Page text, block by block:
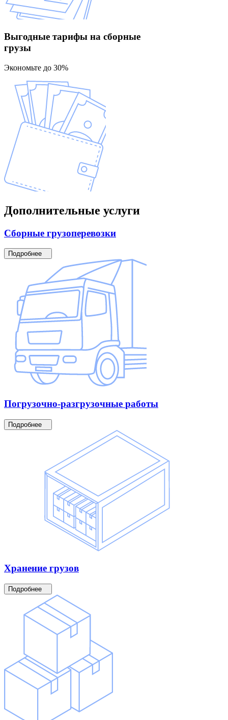
Выгодные тарифы на сборные
грузы
Экономьте до 30%
Дополнительные услуги
Сборные грузоперевозки
Подробнее
Погрузочно-разгрузочные работы
Подробнее
Хранение грузов
Подробнее